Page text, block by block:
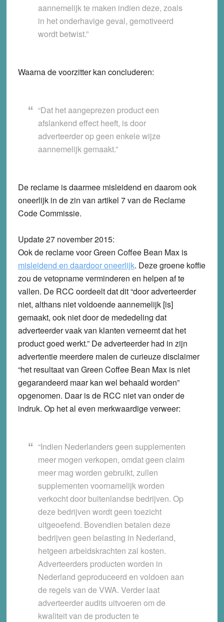
aannemelijk te maken indien deze, zoals
in het onderhavige geval, gemotiveerd
wordt betwist.”
Waarna de voorzitter kan concluderen:
“Dat het aangeprezen product een
afslankend effect heeft, is door
adverteerder op geen enkele wijze
aannemelijk gemaakt.”
De reclame is daarmee misleidend en daarom ook
oneerlijk in de zin van artikel 7 van de Reclame
Code Commissie.
Update 27 november 2015:
Ook de reclame voor Green Coffee Bean Max is
misleidend en daardoor oneerlijk. Deze groene koffie
zou de vetopname verminderen en helpen af te
vallen. De RCC oordeelt dat dit “door adverteerder
niet, althans niet voldoende aannemelijk [is]
gemaakt, ook niet door de mededeling dat
adverteerder vaak van klanten verneemt dat het
product goed werkt.” De adverteerder had in zijn
advertentie meerdere malen de curieuze disclaimer
“het resultaat van Green Coffee Bean Max is niet
gegarandeerd maar kan wel behaald worden”
opgenomen. Daar is de RCC niet van onder de
indruk. Op het al even merkwaardige verweer:
“Indien Nederlanders geen supplementen
meer mogen verkopen, omdat geen claim
meer mag worden gebruikt, zullen
supplementen voornamelijk worden
verkocht door buitenlandse bedrijven. Op
deze bedrijven wordt geen toezicht
uitgeoefend. Bovendien betalen deze
bedrijven geen belasting in Nederland,
hetgeen arbeidskrachten zal kosten.
Adverteerders producten worden in
Nederland geproduceerd en voldoen aan
de regels van de VWA. Verder laat
adverteerder audits uitvoeren om de
kwaliteit van de producten te